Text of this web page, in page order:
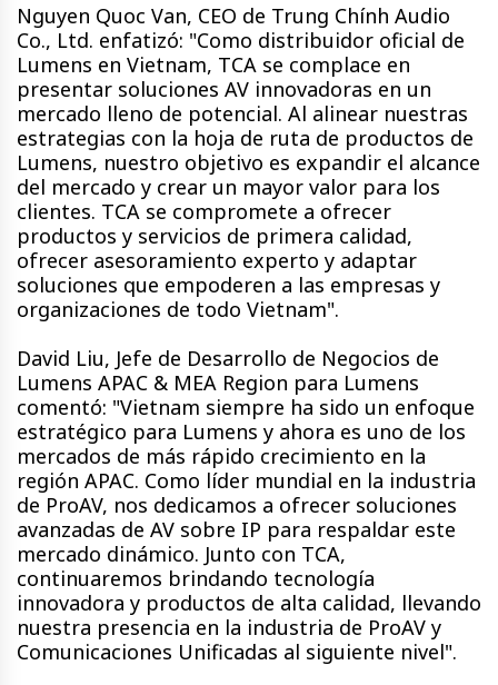
Nguyen Quoc Van, CEO de Trung Chính Audio
Co., Ltd. enfatizó: "Como distribuidor oficial de
Lumens en Vietnam, TCA se complace en
presentar soluciones AV innovadoras en un
mercado lleno de potencial. Al alinear nuestras
estrategias con la hoja de ruta de productos de
Lumens, nuestro objetivo es expandir el alcance
del mercado y crear un mayor valor para los
clientes. TCA se compromete a ofrecer
productos y servicios de primera calidad,
ofrecer asesoramiento experto y adaptar
soluciones que empoderen a las empresas y
organizaciones de todo Vietnam".
David Liu, Jefe de Desarrollo de Negocios de
Lumens APAC & MEA Region para Lumens
comentó: "Vietnam siempre ha sido un enfoque
estratégico para Lumens y ahora es uno de los
mercados de más rápido crecimiento en la
región APAC. Como líder mundial en la industria
de ProAV, nos dedicamos a ofrecer soluciones
avanzadas de AV sobre IP para respaldar este
mercado dinámico. Junto con TCA,
continuaremos brindando tecnología
innovadora y productos de alta calidad, llevando
nuestra presencia en la industria de ProAV y
Comunicaciones Unificadas al siguiente nivel".